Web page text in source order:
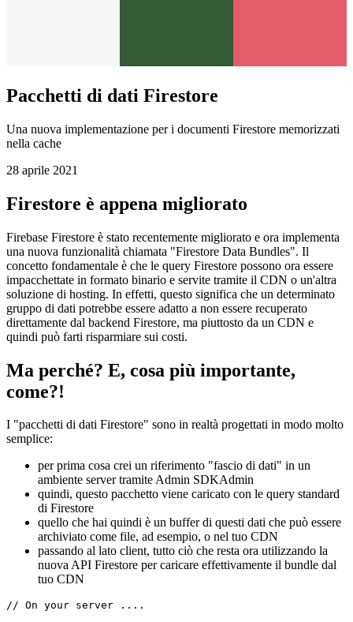
nella cache
28 aprile 2021
Firestore è appena migliorato
Firebase Firestore è stato recentemente migliorato e ora implementa
una nuova funzionalità chiamata "Firestore Data Bundles". Il
concetto fondamentale è che le query Firestore possono ora essere
impacchettate in formato binario e servite tramite il CDN o un'altra
gruppo di dati potrebbe essere adatto a non essere recuperato
direttamente dal backend Firestore, ma piuttosto da un CDN e
quindi può farti risparmiare sui costi.
Ma perché? E, cosa più importante,
I "pacchetti di dati Firestore" sono in realtà progettati in modo molto
semplice:
per prima cosa crei un riferimento "fascio di dati" in un
ambiente server tramite Admin SDKAdmin
quindi, questo pacchetto viene caricato con le query standard
di Firestore
quello che hai quindi è un buffer di questi dati che può essere
archiviato come file, ad esempio, o nel tuo CDN
passando al lato client, tutto ciò che resta ora utilizzando la